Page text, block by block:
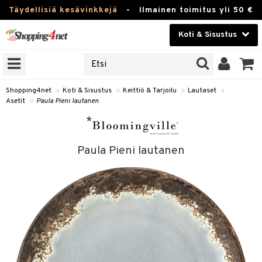
Täydellisiä kesävinkkejä - Ilmainen toimitus yli 50 €
Koti & Sisustus
Kauneudenhoito
Piilolinssit
Koti & Sisustus
Lelut, Lapsi & Vauva
Tuotemerkkejä
Kampanjat
Shopping4net » Koti & Sisustus » Keittiö & Tarjoilu » Lautaset »
Asetit » Paula Pieni lautanen
Paula Pieni lautanen
Tee & Espresso
Mukit